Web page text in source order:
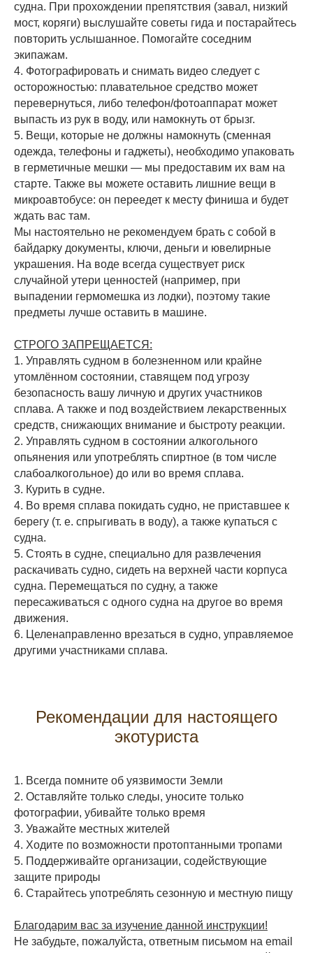
судна. При прохождении препятствия (завал, низкий
мост, коряги) выслушайте советы гида и постарайтесь
повторить услышанное. Помогайте соседним
экипажам.
4. Фотографировать и снимать видео следует с
осторожностью: плавательное средство может
перевернуться, либо телефон/фотоаппарат может
выпасть из рук в воду, или намокнуть от брызг.
5. Вещи, которые не должны намокнуть (сменная
одежда, телефоны и гаджеты), необходимо упаковать
в герметичные мешки — мы предоставим их вам на
старте. Также вы можете оставить лишние вещи в
микроавтобусе: он переедет к месту финиша и будет
ждать вас там.
Мы настоятельно не рекомендуем брать с собой в
байдарку документы, ключи, деньги и ювелирные
украшения. На воде всегда существует риск
случайной утери ценностей (например, при
выпадении гермомешка из лодки), поэтому такие
предметы лучше оставить в машине.
СТРОГО ЗАПРЕЩАЕТСЯ:
1. Управлять судном в болезненном или крайне
утомлённом состоянии, ставящем под угрозу
безопасность вашу личную и других участников
сплава. А также и под воздействием лекарственных
средств, снижающих внимание и быстроту реакции.
2. Управлять судном в состоянии алкогольного
опьянения или употреблять спиртное (в том числе
слабоалкогольное) до или во время сплава.
3. Курить в судне.
4. Во время сплава покидать судно, не приставшее к
берегу (т. е. спрыгивать в воду), а также купаться с
судна.
5. Стоять в судне, специально для развлечения
раскачивать судно, сидеть на верхней части корпуса
судна. Перемещаться по судну, а также
пересаживаться с одного судна на другое во время
движения.
6. Целенаправленно врезаться в судно, управляемое
другими участниками сплава.
Рекомендации для настоящего
экотуриста
1. Всегда помните об уязвимости Земли
2. Оставляйте только следы, уносите только
фотографии, убивайте только время
3. Уважайте местных жителей
4. Ходите по возможности протоптанными тропами
5. Поддерживайте организации, содействующие
защите природы
6. Старайтесь употреблять сезонную и местную пищу
Благодарим вас за изучение данной инструкции!
Не забудьте, пожалуйста, ответным письмом на email